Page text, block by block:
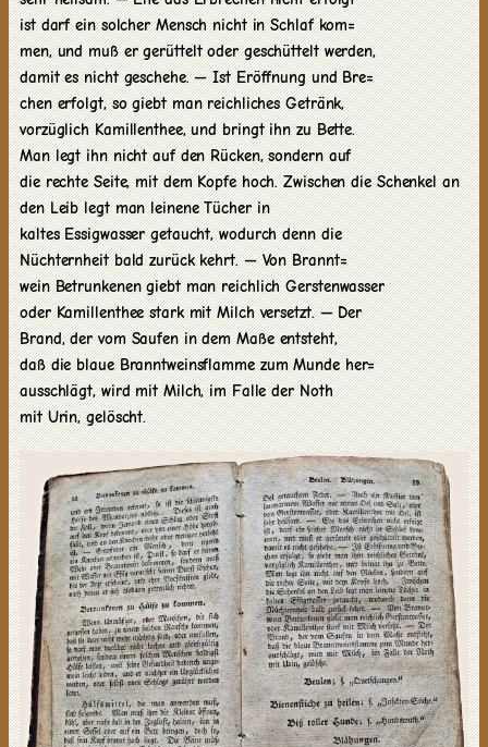
ist darf ein solcher Mensch nicht in Schlaf kom=
men, und muß er gerüttelt oder geschüttelt werden,
damit es nicht geschehe. — Ist Eröffnung und Bre=
chen erfolgt, so giebt man reichliches Getränk,
vorzüglich Kamillenthee, und bringt ihn zu Bette.
Man legt ihn nicht auf den Rücken, sondern auf
die rechte Seite, mit dem Kopfe hoch. Zwischen die Schenkel an
den Leib legt man leinene Tücher in
kaltes Essigwasser getaucht, wodurch denn die
Nüchternheit bald zurück kehrt. — Von Brannt=
wein Betrunkenen giebt man reichlich Gerstenwasser
oder Kamillenthee stark mit Milch versetzt. — Der
Brand, der vom Saufen in dem Maße entsteht,
daß die blaue Branntweinsflamme zum Munde her=
ausschlägt, wird mit Milch, im Falle der Noth
mit Urin, gelöscht.